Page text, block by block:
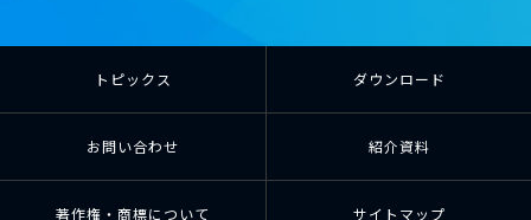
トピックス ダウンロード
お問い合わせ 紹介資料
著作権・商標について サイトマップ